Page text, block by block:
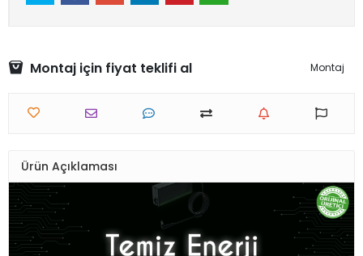
Montaj için fiyat teklifi al Montaj
Ürün Açıklaması